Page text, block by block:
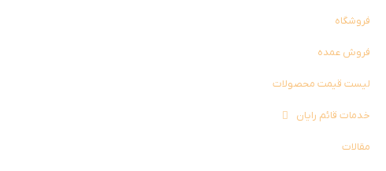
فروشگاه
فروش عمده
لیست قیمت محصولات
خدمات قائم رایان
مقالات